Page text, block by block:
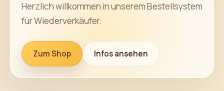
Herzlich willkommen in unserem Bestellsystem
für Wiederverkäufer.
Zum Shop Infos ansehen